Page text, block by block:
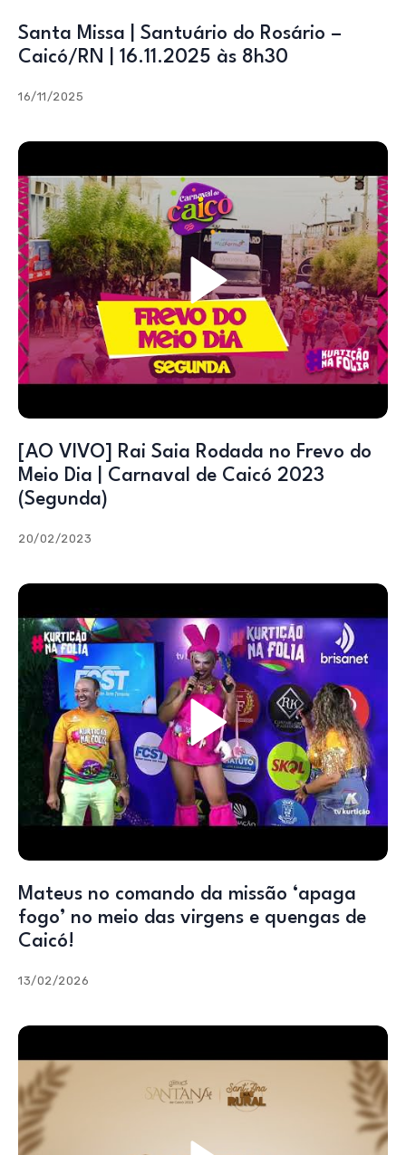
Santa Missa | Santuário do Rosário –
Caicó/RN | 16.11.2025 às 8h30
16/11/2025
[AO VIVO] Rai Saia Rodada no Frevo do
Meio Dia | Carnaval de Caicó 2023
(Segunda)
20/02/2023
Mateus no comando da missão ‘apaga
fogo’ no meio das virgens e quengas de
Caicó!
13/02/2026